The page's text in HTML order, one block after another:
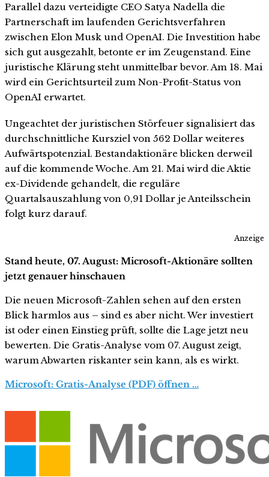
Parallel dazu verteidigte CEO Satya Nadella die
Partnerschaft im laufenden Gerichtsverfahren
zwischen Elon Musk und OpenAI. Die Investition habe
sich gut ausgezahlt, betonte er im Zeugenstand. Eine
juristische Klärung steht unmittelbar bevor. Am 18. Mai
wird ein Gerichtsurteil zum Non-Profit-Status von
OpenAI erwartet.
Ungeachtet der juristischen Störfeuer signalisiert das
durchschnittliche Kursziel von 562 Dollar weiteres
Aufwärtspotenzial. Bestandaktionäre blicken derweil
auf die kommende Woche. Am 21. Mai wird die Aktie
ex-Dividende gehandelt, die reguläre
Quartalsauszahlung von 0,91 Dollar je Anteilsschein
folgt kurz darauf.
Anzeige
Stand heute, 07. August: Microsoft-Aktionäre sollten
jetzt genauer hinschauen
Die neuen Microsoft-Zahlen sehen auf den ersten
Blick harmlos aus – sind es aber nicht. Wer investiert
ist oder einen Einstieg prüft, sollte die Lage jetzt neu
bewerten. Die Gratis-Analyse vom 07. August zeigt,
warum Abwarten riskanter sein kann, als es wirkt.
Microsoft: Gratis-Analyse (PDF) öffnen …